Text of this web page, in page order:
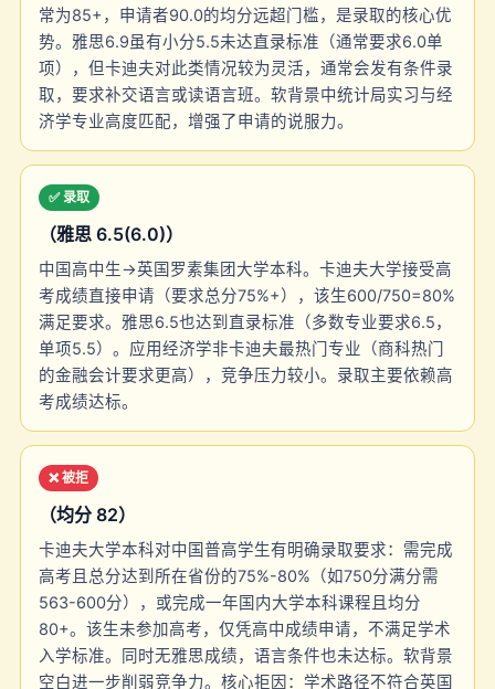
常为85+，申请者90.0的均分远超门槛，是录取的核心优
势。雅思6.9虽有小分5.5未达直录标准（通常要求6.0单
项），但卡迪夫对此类情况较为灵活，通常会发有条件录
取，要求补交语言或读语言班。软背景中统计局实习与经
济学专业高度匹配，增强了申请的说服力。
✅ 录取
（雅思 6.5(6.0)）
中国高中生→英国罗素集团大学本科。卡迪夫大学接受高
考成绩直接申请（要求总分75%+），该生600/750=80%
满足要求。雅思6.5也达到直录标准（多数专业要求6.5，
单项5.5）。应用经济学非卡迪夫最热门专业（商科热门
的金融会计要求更高），竞争压力较小。录取主要依赖高
考成绩达标。
❌ 被拒
（均分 82）
卡迪夫大学本科对中国普高学生有明确录取要求：需完成
高考且总分达到所在省份的75%-80%（如750分满分需
563-600分），或完成一年国内大学本科课程且均分
80+。该生未参加高考，仅凭高中成绩申请，不满足学术
入学标准。同时无雅思成绩，语言条件也未达标。软背景
空白进一步削弱竞争力。核心拒因：学术路径不符合英国